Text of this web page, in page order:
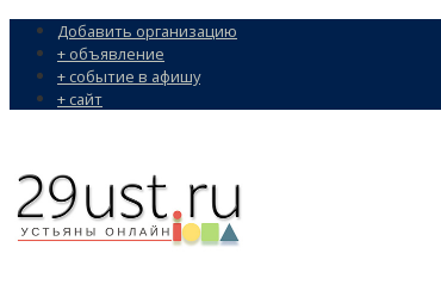
Добавить организацию
+ объявление
+ событие в афишу
+ сайт